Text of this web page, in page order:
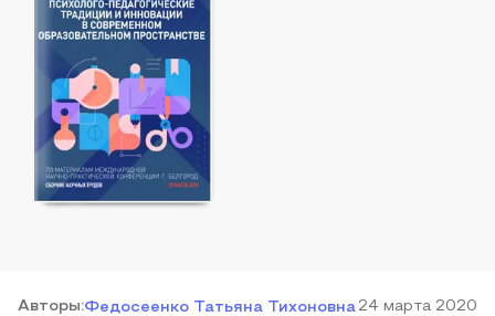
Авторы:Федосеенко Татьяна Тихоновна 24 марта 2020